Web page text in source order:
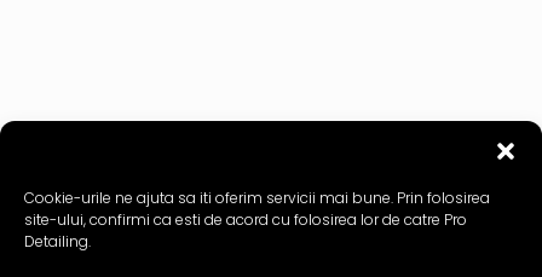
Cookie-urile ne ajuta sa iti oferim servicii mai bune. Prin folosirea
site-ului, confirmi ca esti de acord cu folosirea lor de catre Pro
Detailing.